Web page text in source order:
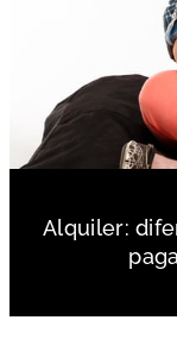
Alquiler: